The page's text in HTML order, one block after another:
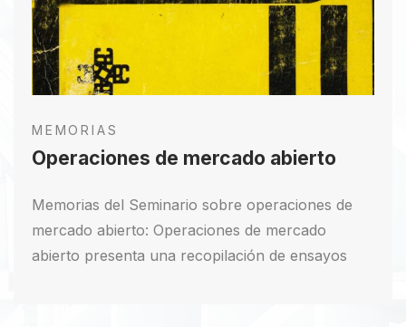
la Rue dio una conferencia sobre métodos y
sistemas electrónicos aplicables a las
operaciones bancarias en Colombia.
Descargar PDF
MEMORIAS
Operaciones de mercado abierto
Memorias del Seminario sobre operaciones de
mercado abierto: Operaciones de mercado
abierto presenta una recopilación de ensayos